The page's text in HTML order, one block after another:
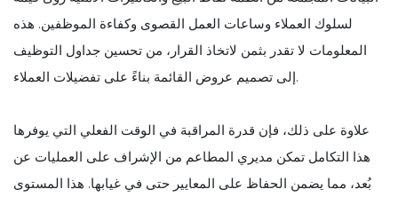
لسلوك العملاء وساعات العمل القصوى وكفاءة الموظفين. هذه
المعلومات لا تقدر بثمن لاتخاذ القرار، من تحسين جداول التوظيف
إلى تصميم عروض القائمة بناءً على تفضيلات العملاء.
علاوة على ذلك، فإن قدرة المراقبة في الوقت الفعلي التي يوفرها
هذا التكامل تمكن مديري المطاعم من الإشراف على العمليات عن
بُعد، مما يضمن الحفاظ على المعايير حتى في غيابها. هذا المستوى